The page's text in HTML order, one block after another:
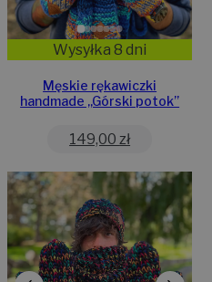
Wysyłka 8 dni
Męskie rękawiczki
handmade ,,Górski potok”
149,00 zł